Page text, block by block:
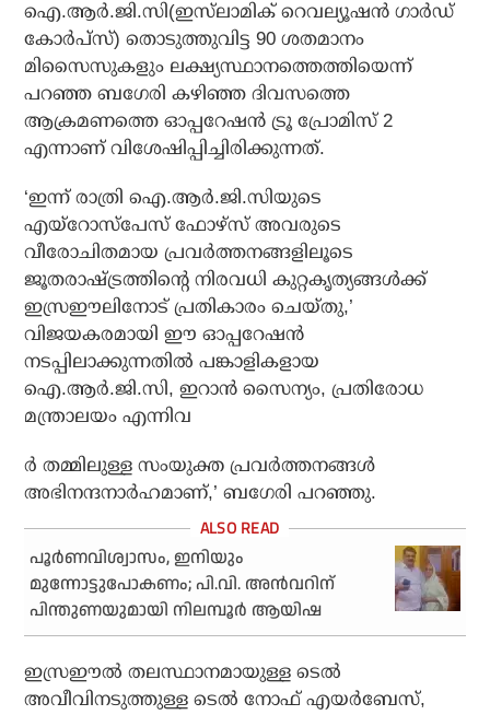
ഐ.ആര്‍.ജി.സി(ഇസ്‌ലാമിക് റെവല്യൂഷന്‍ ഗാര്‍ഡ്
കോര്‍പ്‌സ്) തൊടുത്തുവിട്ട 90 ശതമാനം
മിസൈസുകളും ലക്ഷ്യസ്ഥാനത്തെത്തിയെന്ന്
പറഞ്ഞ ബഗേരി കഴിഞ്ഞ ദിവസത്തെ
ആക്രമണത്തെ ഓപ്പറേഷന്‍ ട്രൂ പ്രോമിസ് 2
എന്നാണ് വിശേഷിപ്പിച്ചിരിക്കുന്നത്.
‘ഇന്ന് രാത്രി ഐ.ആര്‍.ജി.സിയുടെ
എയ്റോസ്പേസ് ഫോഴ്സ് അവരുടെ
വീരോചിതമായ പ്രവര്‍ത്തനങ്ങളിലൂടെ
ജൂതരാഷ്ട്രത്തിന്റെ നിരവധി കുറ്റകൃത്യങ്ങള്‍ക്ക്
ഇസ്രഈലിനോട് പ്രതികാരം ചെയ്തു,’
വിജയകരമായി ഈ ഓപ്പറേഷന്‍
നടപ്പിലാക്കുന്നതില്‍ പങ്കാളികളായ
ഐ.ആര്‍.ജി.സി, ഇറാന്‍ സൈന്യം, പ്രതിരോധ
മന്ത്രാലയം എന്നിവ
ര്‍ തമ്മിലുള്ള സംയുക്ത പ്രവര്‍ത്തനങ്ങള്‍
അഭിനന്ദനാര്‍ഹമാണ്,’ ബഗേരി പറഞ്ഞു.
പൂര്‍ണവിശ്വാസം, ഇനിയും
മുന്നോട്ടുപോകണം; പി.വി. അന്‍വറിന്
പിന്തുണയുമായി നിലമ്പൂർ ആയിഷ
ഇസ്രഈല്‍ തലസ്ഥാനമായുള്ള ടെല്‍
അവീവിനടുത്തുള്ള ടെല്‍ നോഫ് എയര്‍ബേസ്,